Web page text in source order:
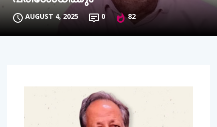
AUGUST 4, 2025 0 82